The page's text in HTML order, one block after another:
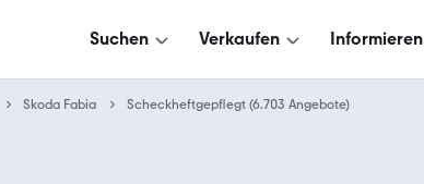
Suchen Verkaufen Informieren
Skoda Fabia Scheckheftgepflegt (6.703 Angebote)